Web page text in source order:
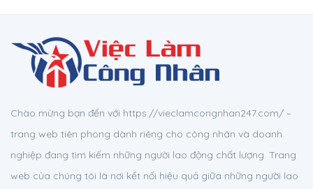
Chào mừng bạn đến với https://vieclamcongnhan247.com/ –
trang web tiên phong dành riêng cho công nhân và doanh
nghiệp đang tìm kiếm những người lao động chất lượng. Trang
web của chúng tôi là nơi kết nối hiệu quả giữa những người lao